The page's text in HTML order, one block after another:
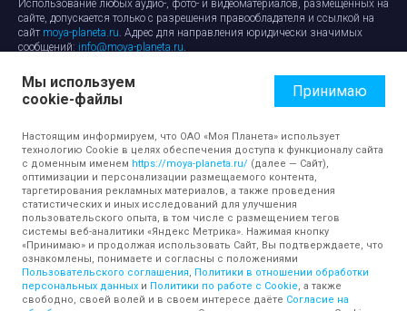
Использование любых аудио-, фото- и видеоматериалов, размещенных на
сайте, допускается только с разрешения правообладателя и ссылкой на
сайт moya-planeta.ru. Адрес для направления юридически значимых
сообщений: info@moya-planeta.ru.
Правила сайтаРабота с cookie-файлами
Защита персональных данных
Обработка персональных данных
Мы используем
cookie-файлы
Принимаю
Настоящим информируем, что ОАО «Моя Планета» использует
технологию Cookie в целях обеспечения доступа к функционалу сайта
с доменным именем https://moya-planeta.ru/ (далее — Сайт),
оптимизации и персонализации размещаемого контента,
таргетирования рекламных материалов, а также проведения
статистических и иных исследований для улучшения
пользовательского опыта, в том числе с размещением тегов
системы веб-аналитики «Яндекс Метрика». Нажимая кнопку
«Принимаю» и продолжая использовать Сайт, Вы подтверждаете, что
ознакомлены, понимаете и согласны с положениями
Пользовательского соглашения, Политики в отношении обработки
персональных данных и Политики по работе с Cookie, а также
свободно, своей волей и в своем интересе даёте Согласие на